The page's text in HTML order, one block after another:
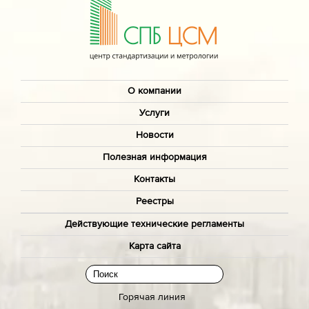
О компании
Услуги
Новости
Полезная информация
Контакты
Реестры
Действующие технические регламенты
Карта сайта
Горячая линия